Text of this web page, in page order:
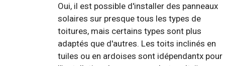
Oui, il est possible d'installer des panneaux
solaires sur presque tous les types de
toitures, mais certains types sont plus
adaptés que d'autres. Les toits inclinés en
tuiles ou en ardoises sont idépendantx pour